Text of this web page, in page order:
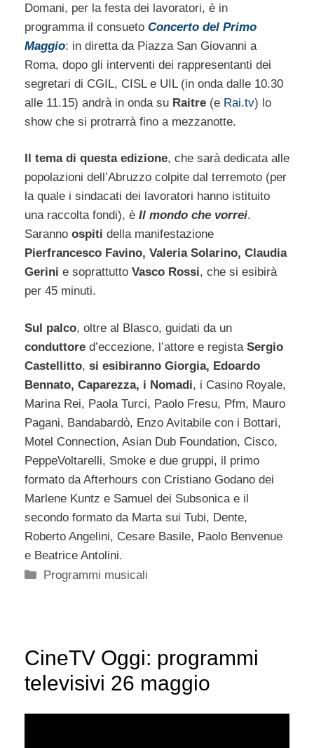
Domani, per la festa dei lavoratori, è in
programma il consueto Concerto del Primo
Maggio: in diretta da Piazza San Giovanni a
Roma, dopo gli interventi dei rappresentanti dei
segretari di CGIL, CISL e UIL (in onda dalle 10.30
alle 11.15) andrà in onda su Raitre (e Rai.tv) lo
show che si protrarrà fino a mezzanotte.
Il tema di questa edizione, che sarà dedicata alle
popolazioni dell’Abruzzo colpite dal terremoto (per
la quale i sindacati dei lavoratori hanno istituito
una raccolta fondi), è Il mondo che vorrei.
Saranno ospiti della manifestazione
Pierfrancesco Favino, Valeria Solarino, Claudia
Gerini e soprattutto Vasco Rossi, che si esibirà
per 45 minuti.
Sul palco, oltre al Blasco, guidati da un
conduttore d’eccezione, l’attore e regista Sergio
Castellitto, si esibiranno Giorgia, Edoardo
Bennato, Caparezza, i Nomadi, i Casino Royale,
Marina Rei, Paola Turci, Paolo Fresu, Pfm, Mauro
Pagani, Bandabardò, Enzo Avitabile con i Bottari,
Motel Connection, Asian Dub Foundation, Cisco,
PeppeVoltarelli, Smoke e due gruppi, il primo
formato da Afterhours con Cristiano Godano dei
Marlene Kuntz e Samuel dei Subsonica e il
secondo formato da Marta sui Tubi, Dente,
Roberto Angelini, Cesare Basile, Paolo Benvenue
e Beatrice Antolini.
Categorie
Programmi musicali
CineTV Oggi: programmi
televisivi 26 maggio